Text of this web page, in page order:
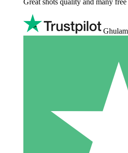
Great shots quality and many